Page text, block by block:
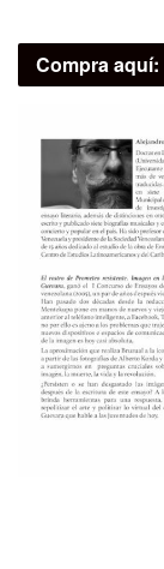
Compra aquí: